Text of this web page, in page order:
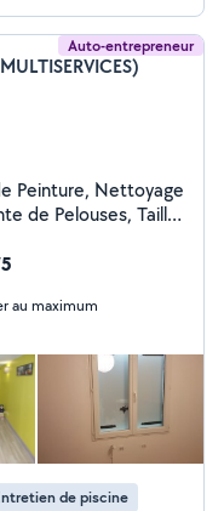
Auto-entrepreneur
Peinture, Nettoyage
de Pelouses, Taille
etc...
au maximum
de piscine